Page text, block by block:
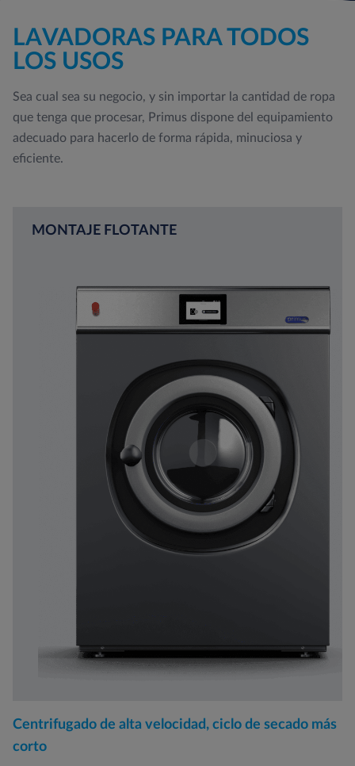
LAVADORAS PARA TODOS
LOS USOS
Sea cual sea su negocio, y sin importar la cantidad de ropa
que tenga que procesar, Primus dispone del equipamiento
adecuado para hacerlo de forma rápida, minuciosa y
eficiente.
MONTAJE FLOTANTE
Centrifugado de alta velocidad, ciclo de secado más
corto